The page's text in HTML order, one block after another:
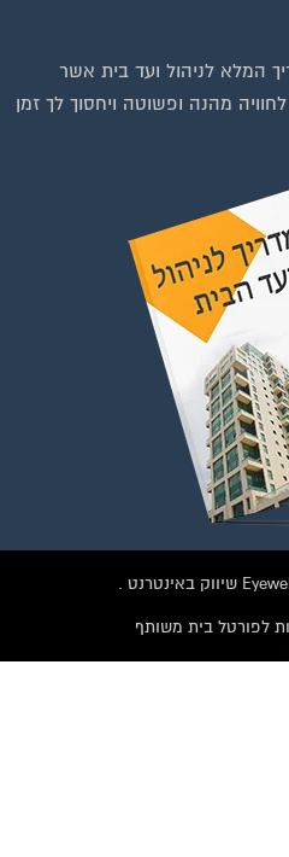
המלא לניהול ועד בית אשר
מהנה ופשוטה ויחסוך לך זמן
לפורטל בית משותף
לקבוצת
בישראל
לבעיות
המשותף!!!
על הכפתור ושלחו בקשת הצטרפות בדף
הקבוצה
לקבוצה